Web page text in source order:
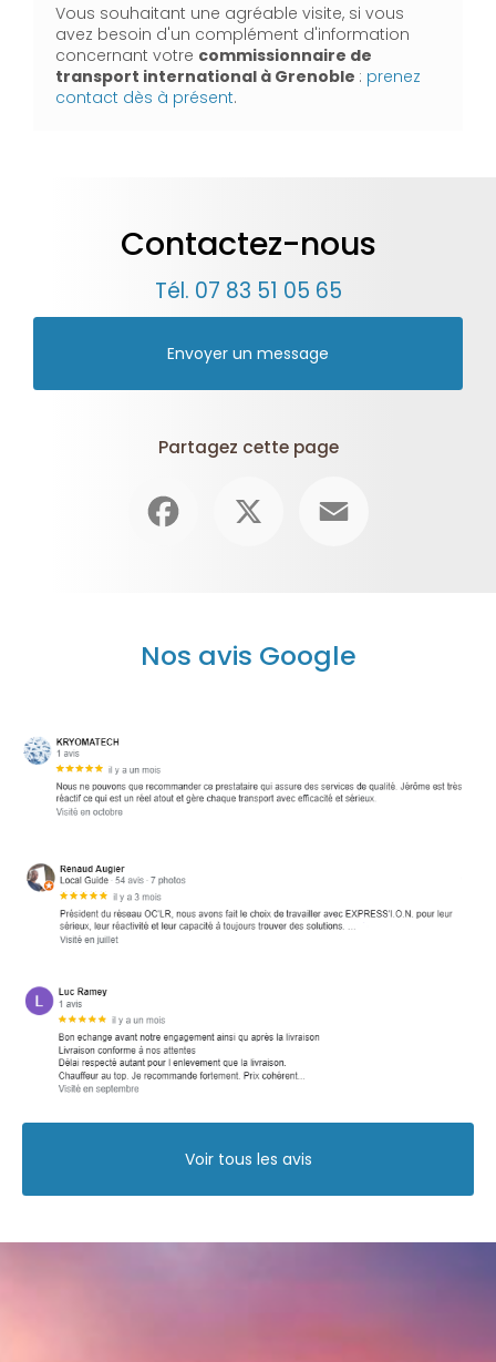
Vous souhaitant une agréable visite, si vous
avez besoin d'un complément d'information
concernant votre commissionnaire de
transport international à Grenoble : prenez
contact dès à présent.
Contactez-nous
Tél. 07 83 51 05 65
Envoyer un message
Partagez cette page
Nos avis Google
Voir tous les avis